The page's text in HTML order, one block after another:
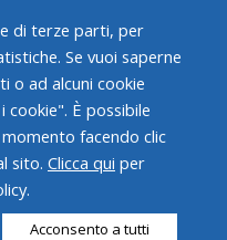
di terze parti, per
Se vuoi saperne
o ad alcuni cookie
cookie". È possibile
facendo clic
sito. Clicca qui per
Acconsento a tutti